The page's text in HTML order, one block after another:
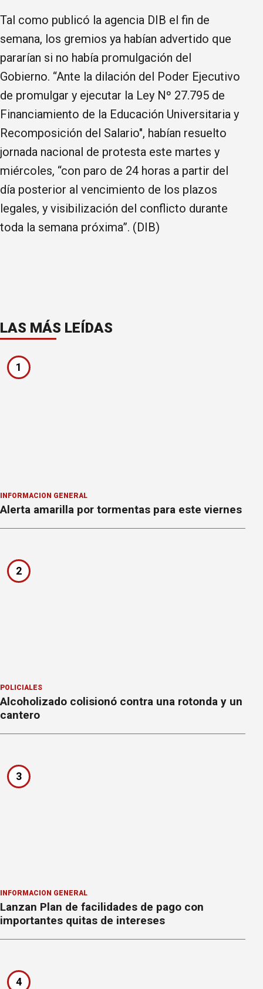
Tal como publicó la agencia DIB el fin de
semana, los gremios ya habían advertido que
pararían si no había promulgación del
Gobierno. “Ante la dilación del Poder Ejecutivo
de promulgar y ejecutar la Ley Nº 27.795 de
Financiamiento de la Educación Universitaria y
Recomposición del Salario", habían resuelto
jornada nacional de protesta este martes y
miércoles, “con paro de 24 horas a partir del
día posterior al vencimiento de los plazos
legales, y visibilización del conflicto durante
toda la semana próxima”. (DIB)
LAS MÁS LEÍDAS
1
INFORMACION GENERAL
Alerta amarilla por tormentas para este viernes
2
POLICIALES
Alcoholizado colisionó contra una rotonda y un
cantero
3
INFORMACION GENERAL
Lanzan Plan de facilidades de pago con
importantes quitas de intereses
4